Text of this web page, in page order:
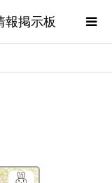
報掲示板